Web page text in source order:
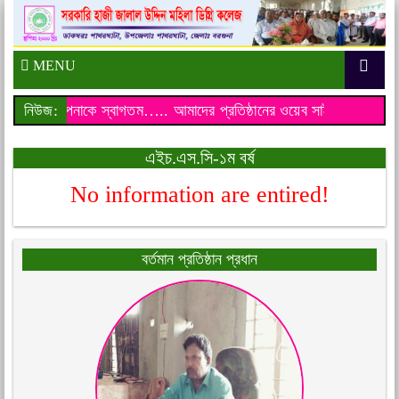
MENU
নিউজ: আমাদের প্রতিষ্ঠানের ওয়েব সাইটে আপনাকে
সাইটে আপনাকে স্বাগতম…..
এইচ.এস.সি-১ম বর্ষ
No information are entired!
বর্তমান প্রতিষ্ঠান প্রধান